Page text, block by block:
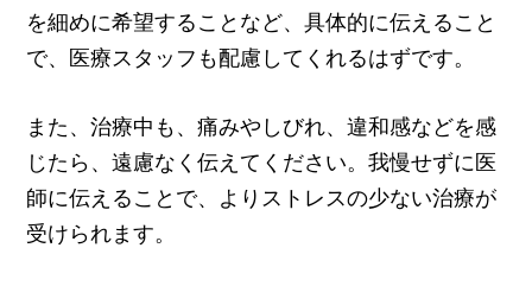
を細めに希望することなど、具体的に伝えること
で、医療スタッフも配慮してくれるはずです。
また、治療中も、痛みやしびれ、違和感などを感
じたら、遠慮なく伝えてください。我慢せずに医
師に伝えることで、よりストレスの少ない治療が
受けられます。